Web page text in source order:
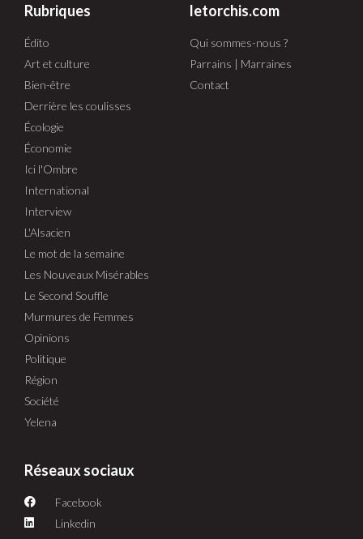
Rubriques
Édito
Art et culture
Bien-être
Derrière les coulisses
Écologie
Économie
Ici l'Ombre
International
Interview
L'Alsacien
Le mot de la semaine
Les Nouveaux Misérables
Le Second Souffle
Murmures de Femmes
Opinions
Politique
Région
Société
Yelena
letorchis.com
Qui sommes-nous ?
Parrains | Marraines
Contact
Réseaux sociaux
Facebook
Linkedin